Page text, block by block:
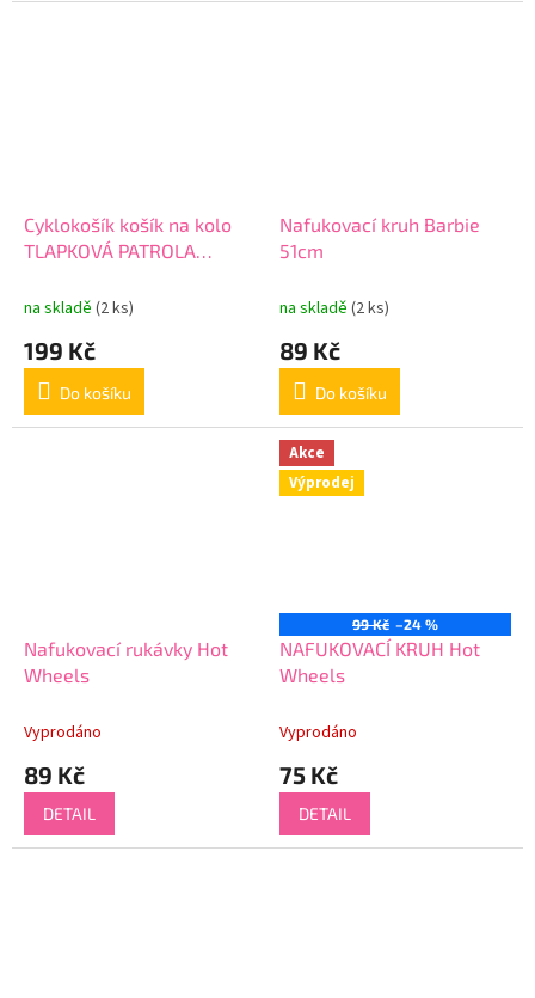
Cyklokošík košík na kolo
TLAPKOVÁ PATROLA
na skladě (2 ks)
199 Kč
Do košíku
Nafukovací kruh Barbie
51cm
na skladě (2 ks)
89 Kč
Do košíku
Nafukovací rukávky Hot
Wheels
Vyprodáno
89 Kč
DETAIL
Akce
Výprodej
99 Kč –24 %
NAFUKOVACÍ KRUH Hot
Wheels
Vyprodáno
75 Kč
DETAIL